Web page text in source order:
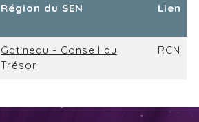
Région du SEN Lien
Gatineau - Conseil du
Trésor
RCN